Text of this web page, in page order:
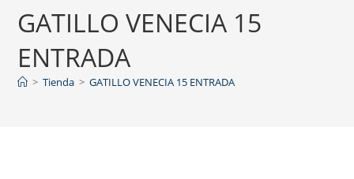
GATILLO VENECIA 15
ENTRADA
> Tienda > GATILLO VENECIA 15 ENTRADA